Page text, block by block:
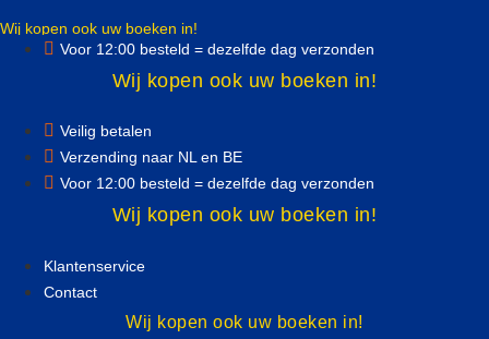
naar
Wij kopen ook uw boeken in!
Voor 12:00 besteld = dezelfde dag verzonden
Wij kopen ook uw boeken in!
Veilig betalen
Verzending naar NL en BE
Voor 12:00 besteld = dezelfde dag verzonden
Wij kopen ook uw boeken in!
Klantenservice
Contact
Wij kopen ook uw boeken in!